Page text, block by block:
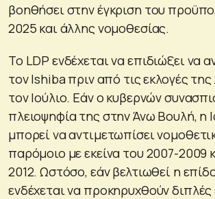
βοηθήσει στην έγκριση του
2025 και άλλης νομοθεσίας.
Το LDP ενδέχεται να επιδιώξει να
τον Ishiba πριν από τις εκλογές
τον Ιούλιο. Εάν ο κυβερνών
πλειοψηφία της στην Άνω Βουλή, η
μπορεί να αντιμετωπίσει
παρόμοιο με εκείνα του 2007-2009
2012. Ωστόσο, εάν βελτιωθεί η
ενδέχεται να προκηρυχθούν διπλές